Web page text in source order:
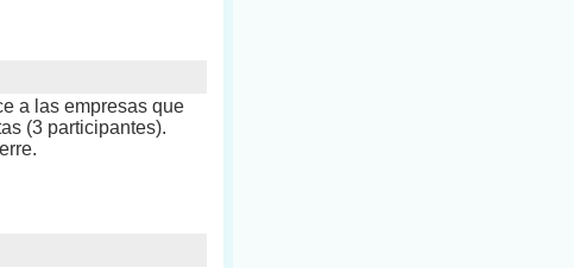
a las empresas que
(3 participantes).